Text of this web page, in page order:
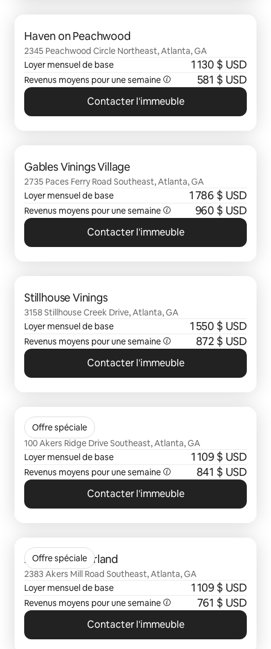
Haven on Peachwood
2345 Peachwood Circle Northeast, Atlanta, GA
Loyer mensuel de base
1 130 $ USD
Revenus moyens pour une semaine 581 $ USD
Contacter l'immeuble
Gables Vinings Village
2735 Paces Ferry Road Southeast, Atlanta, GA
Loyer mensuel de base
1 786 $ USD
Revenus moyens pour une semaine 960 $ USD
Contacter l'immeuble
Stillhouse Vinings
3158 Stillhouse Creek Drive, Atlanta, GA
Loyer mensuel de base
1 550 $ USD
Revenus moyens pour une semaine 872 $ USD
Contacter l'immeuble
Offre spéciale
Gables Mill
100 Akers Ridge Drive Southeast, Atlanta, GA
Loyer mensuel de base
1 109 $ USD
Revenus moyens pour une semaine 841 $ USD
Contacter l'immeuble
Offre spéciale
Avana Cumberland
2383 Akers Mill Road Southeast, Atlanta, GA
Loyer mensuel de base
1 109 $ USD
Revenus moyens pour une semaine 761 $ USD
Contacter l'immeuble